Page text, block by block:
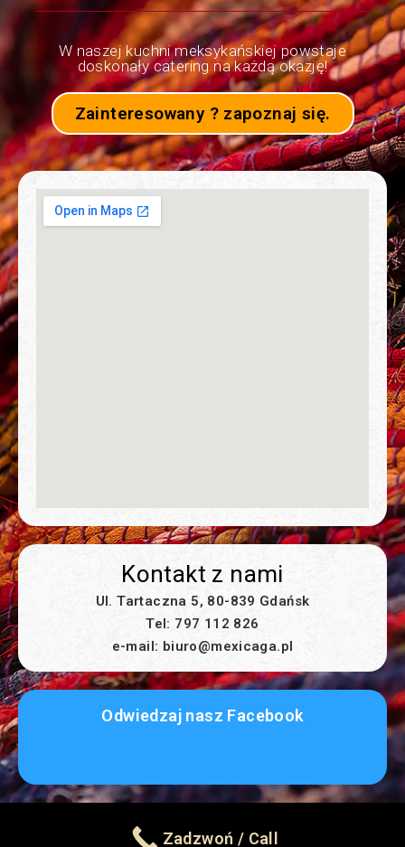
W naszej kuchni meksykańskiej powstaje
doskonały catering na każdą okazję!
Zainteresowany ? zapoznaj się.
Kontakt z nami
Ul. Tartaczna 5, 80-839 Gdańsk
Tel: 797 112 826
e-mail: biuro@mexicaga.pl
Odwiedzaj nasz Facebook
© COPYRIGHT 2021 | SERWIS, ZDJĘCIA I DESIGN WYKONAŁ:
WWW.QTRENDOM.COM
Zadzwoń / Call